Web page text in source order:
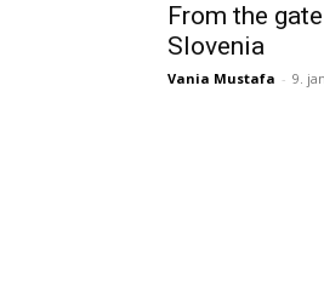
From the
Slovenia
Vania Mustafa - 9.